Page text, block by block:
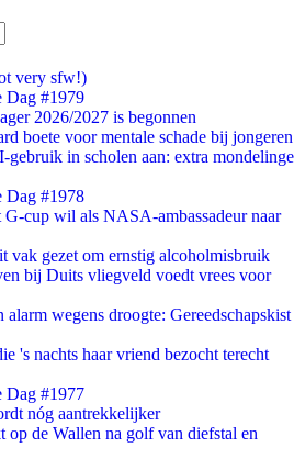
very sfw!)
Dag #1979
2026/2027 is begonnen
boete voor mentale schade bij jongeren
gebruik in scholen aan: extra mondelinge
Dag #1978
cup wil als NASA-ambassadeur naar
vak gezet om ernstig alcoholmisbruik
bij Duits vliegveld voedt vrees voor
alarm wegens droogte: Gereedschapskist
's nachts haar vriend bezocht terecht
Dag #1977
nóg aantrekkelijker
op de Wallen na golf van diefstal en